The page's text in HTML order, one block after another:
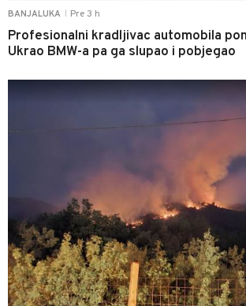
BANJALUKA Pre 3 h
Profesionalni kradljivac automobila
Ukrao BMW-a pa ga slupao i pobjegao